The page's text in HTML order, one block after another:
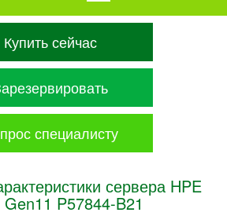
Купить сейчас
специалисту
сервера HPE
P57844-B21